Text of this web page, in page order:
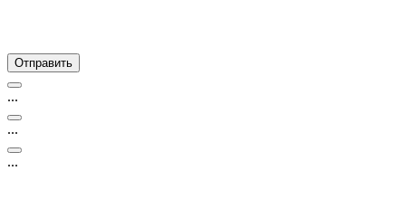
...
...
...